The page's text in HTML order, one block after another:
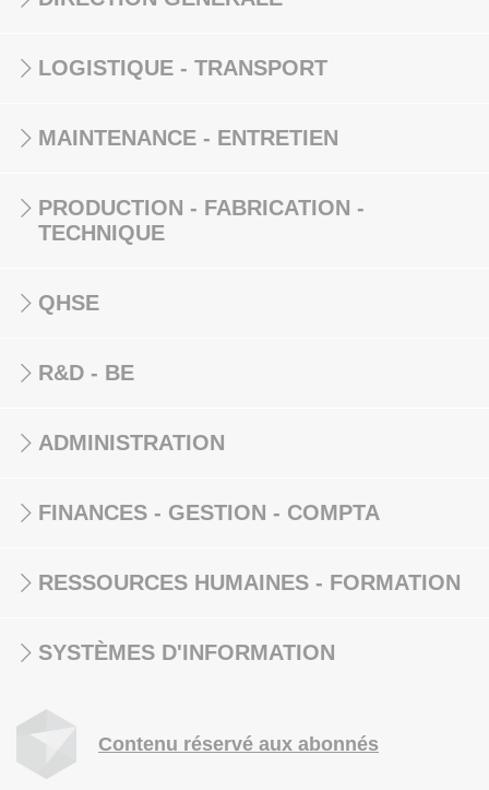
LOGISTIQUE - TRANSPORT
MAINTENANCE - ENTRETIEN
PRODUCTION - FABRICATION -
TECHNIQUE
QHSE
R&D - BE
ADMINISTRATION
FINANCES - GESTION - COMPTA
RESSOURCES HUMAINES - FORMATION
SYSTÈMES D'INFORMATION
Contenu réservé aux abonnés